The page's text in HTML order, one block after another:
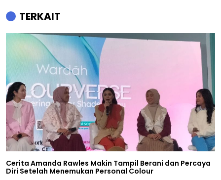
TERKAIT
Cerita Amanda Rawles Makin Tampil Berani dan Percaya
Diri Setelah Menemukan Personal Colour